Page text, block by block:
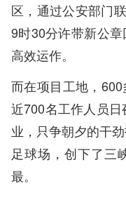
区，通过公安部门
9时30分许带新公
高效运作。
而在项目工地，
近700名工作人员
业，只争朝夕的干
足球场，创下了三
最。